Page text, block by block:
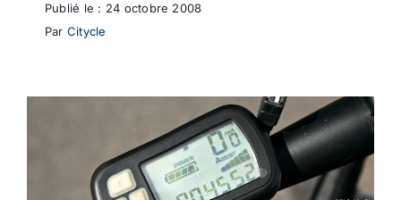
Publié le : 24 octobre 2008
Par Citycle